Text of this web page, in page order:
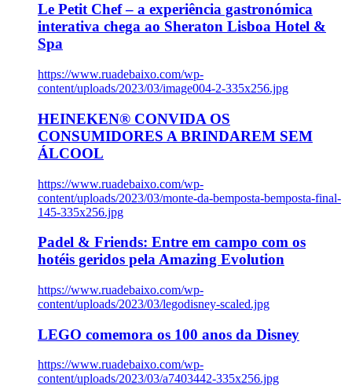
Le Petit Chef – a experiência gastronómica
interativa chega ao Sheraton Lisboa Hotel &
Spa
https://www.ruadebaixo.com/wp-
content/uploads/2023/03/image004-2-335x256.jpg
HEINEKEN® CONVIDA OS
CONSUMIDORES A BRINDAREM SEM
ÁLCOOL
https://www.ruadebaixo.com/wp-
content/uploads/2023/03/monte-da-bemposta-bemposta-final-
145-335x256.jpg
Padel & Friends: Entre em campo com os
hotéis geridos pela Amazing Evolution
https://www.ruadebaixo.com/wp-
content/uploads/2023/03/legodisney-scaled.jpg
LEGO comemora os 100 anos da Disney
https://www.ruadebaixo.com/wp-
content/uploads/2023/03/a7403442-335x256.jpg